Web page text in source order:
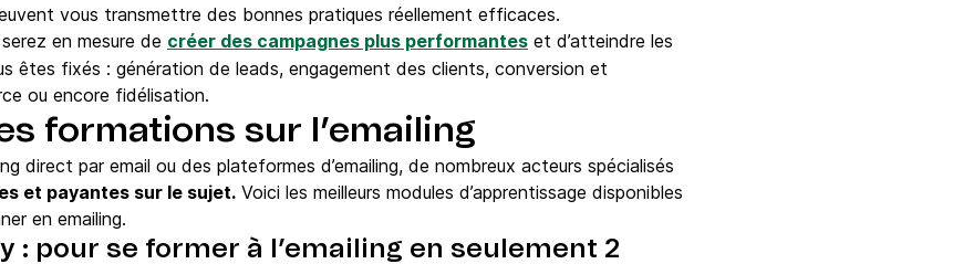
vous transmettre des bonnes pratiques réellement efficaces.
en mesure de créer des campagnes plus performantes et d’atteindre les
êtes fixés : génération de leads, engagement des clients, conversion et
ou encore fidélisation.
formations sur l’emailing
direct par email ou des plateformes d’emailing, de nombreux acteurs spécialisés
et payantes sur le sujet. Voici les meilleurs modules d’apprentissage disponibles
en emailing.
: pour se former à l’emailing en seulement 2